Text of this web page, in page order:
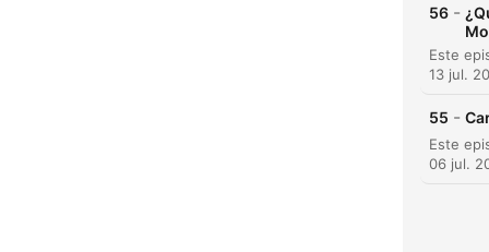
56 -
13 jul.
55 -
06 jul.